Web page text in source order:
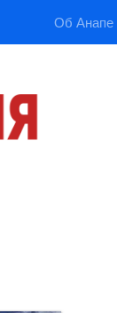
Об Анапе